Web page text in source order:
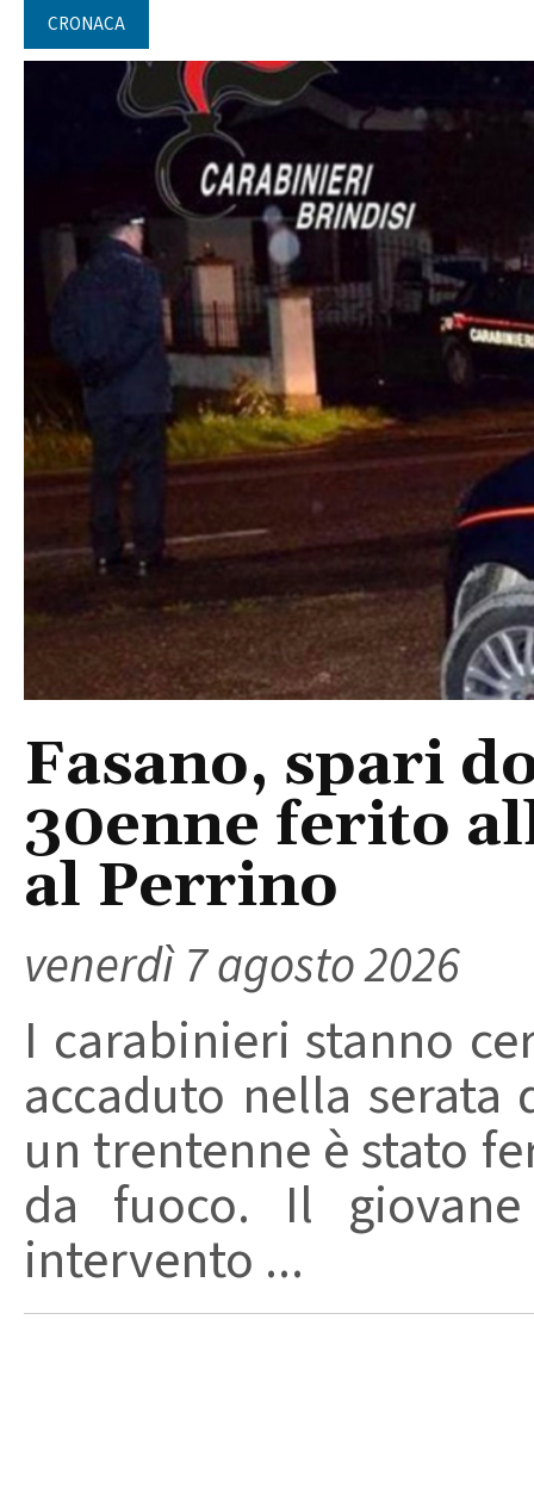
CRONACA
Fasano, spari
30enne ferito
al Perrino
venerdì 7 agosto 2026
I carabinieri stanno
accaduto nella serata
un trentenne è stato
da fuoco. Il
intervento ...